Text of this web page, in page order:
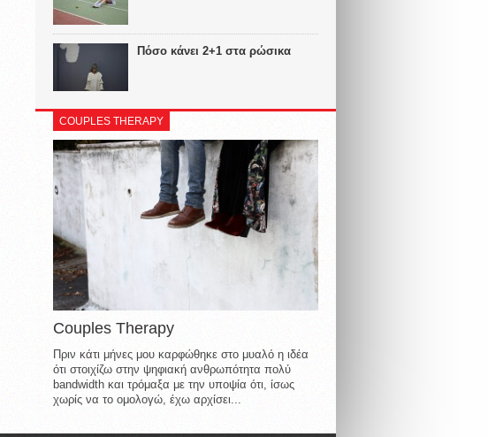
Πόσο κάνει 2+1 στα ρώσικα
COUPLES THERAPY
Couples Therapy
Πριν κάτι μήνες μου καρφώθηκε στο μυαλό η ιδέα
ότι στοιχίζω στην ψηφιακή ανθρωπότητα πολύ
bandwidth και τρόμαξα με την υποψία ότι, ίσως
χωρίς να το ομολογώ, έχω αρχίσει...